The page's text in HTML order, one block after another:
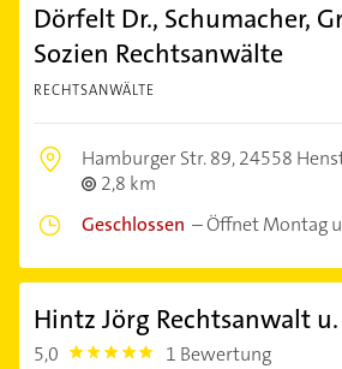
Dörfelt Dr., Schumacher,
Sozien Rechtsanwälte
RECHTSANWÄLTE
Hamburger Str. 89,24558
2,8 km
Geschlossen –Öffnet Montag
Hintz Jörg Rechtsanwalt
5,0 5.0 1 Bewertung